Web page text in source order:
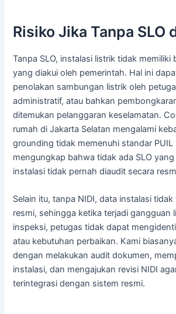
Risiko Jika Tanpa SLO
Tanpa SLO, instalasi listrik tidak memiliki
yang diakui oleh pemerintah. Hal ini
penolakan sambungan listrik oleh
administratif, atau bahkan
ditemukan pelanggaran keselamatan.
rumah di Jakarta Selatan mengalami
grounding tidak memenuhi standar PUIL
mengungkap bahwa tidak ada SLO
instalasi tidak pernah diaudit secara
Selain itu, tanpa NIDI, data instalasi
resmi, sehingga ketika terjadi gangguan
inspeksi, petugas tidak dapat
atau kebutuhan perbaikan. Kami
dengan melakukan audit dokumen,
instalasi, dan mengajukan revisi NIDI
terintegrasi dengan sistem resmi.